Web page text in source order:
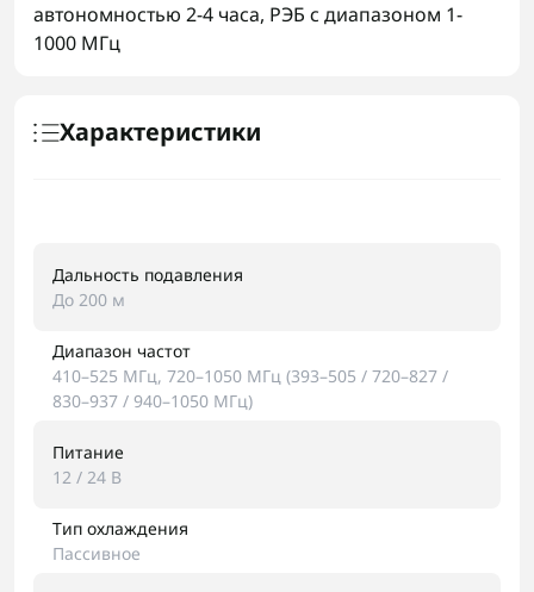
автономностью 2-4 часа, РЭБ с диапазоном 1-
1000 МГц
Характеристики
Дальность подавления
До 200 м
Диапазон частот
410–525 МГц, 720–1050 МГц (393–505 / 720–827 /
830–937 / 940–1050 МГц)
Питание
12 / 24 В
Тип охлаждения
Пассивное